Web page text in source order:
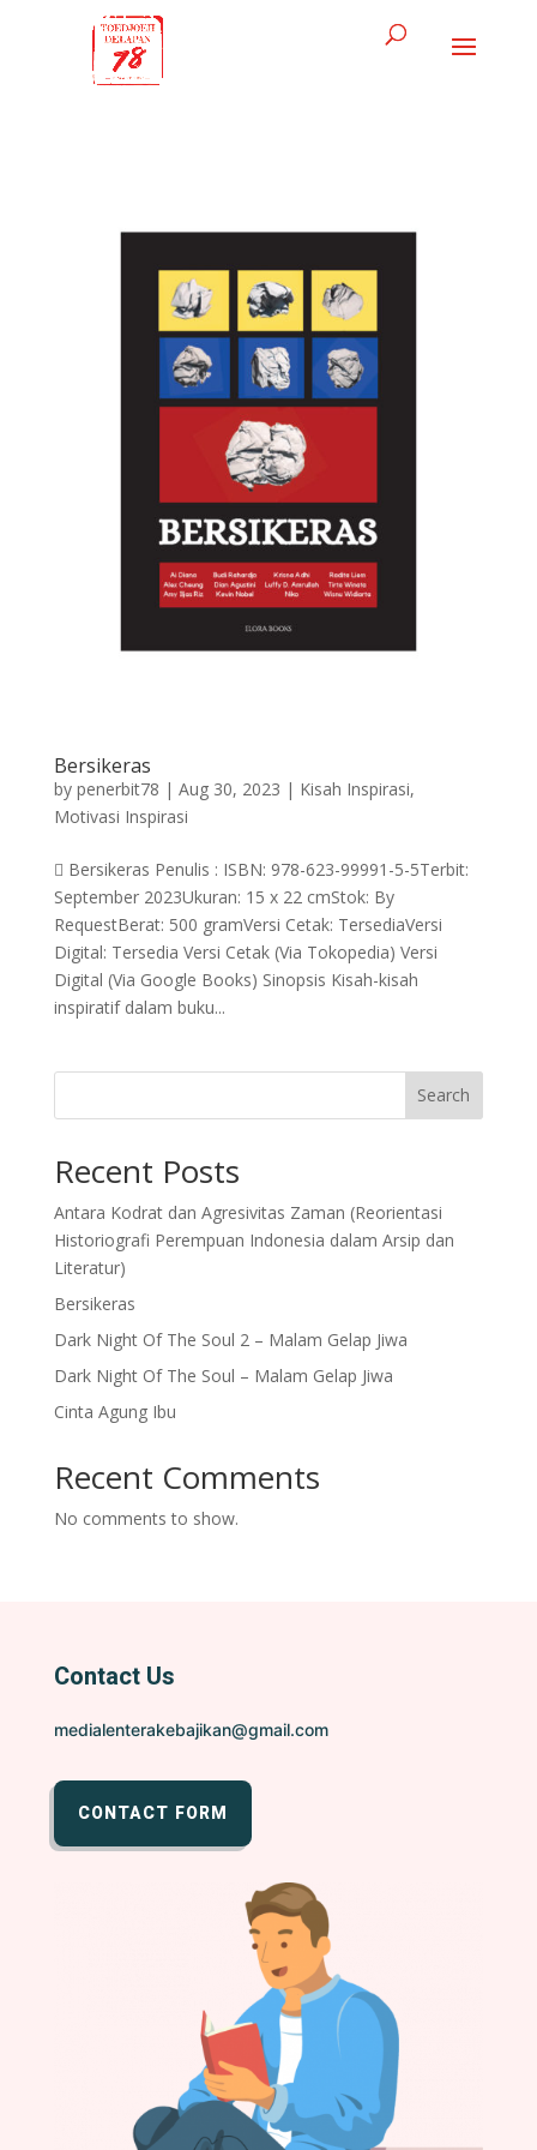
Bersikeras
by penerbit78 | Aug 30, 2023 | Kisah Inspirasi,
Motivasi Inspirasi
 Bersikeras Penulis : ISBN: 978-623-99991-5-5Terbit:
September 2023Ukuran: 15 x 22 cmStok: By
RequestBerat: 500 gramVersi Cetak: TersediaVersi
Digital: Tersedia Versi Cetak (Via Tokopedia) Versi
Digital (Via Google Books) Sinopsis Kisah-kisah
inspiratif dalam buku...
Search
Recent Posts
Antara Kodrat dan Agresivitas Zaman (Reorientasi
Historiografi Perempuan Indonesia dalam Arsip dan
Literatur)
Bersikeras
Dark Night Of The Soul 2 – Malam Gelap Jiwa
Dark Night Of The Soul – Malam Gelap Jiwa
Cinta Agung Ibu
Recent Comments
No comments to show.
Contact Us
medialenterakebajikan@gmail.com
CONTACT FORM